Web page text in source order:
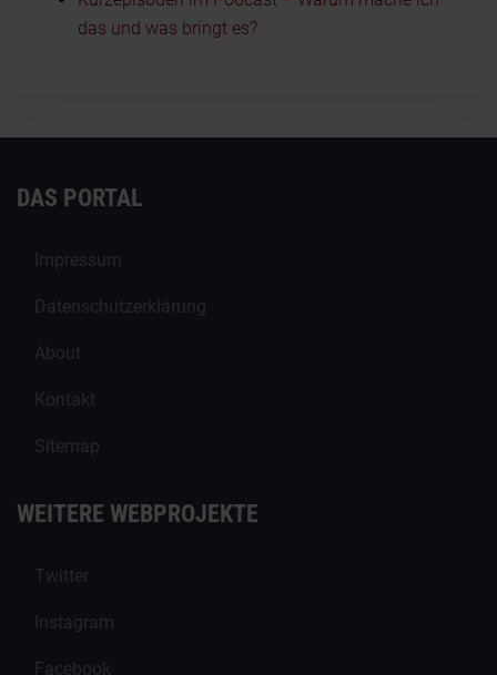
das und was bringt es?
DAS PORTAL
Impressum
Datenschutzerklärung
About
Kontakt
Sitemap
WEITERE WEBPROJEKTE
Twitter
Instagram
Facebook